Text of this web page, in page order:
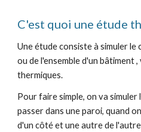
C'est quoi une étude
Une étude consiste à simuler
ou de l'ensemble d'un bâtiment ,
thermiques.
Pour faire simple, on va
passer dans une paroi, quand
d'un côté et une autre de